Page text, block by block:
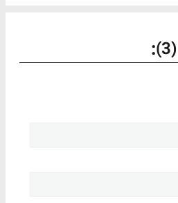
(3)
: